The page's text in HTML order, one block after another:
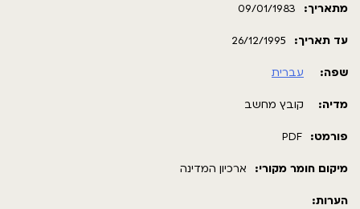
מתאריך: 09/01/1983
עד תאריך: 26/12/1995
שפה: עברית
מדיה: קובץ מחשב
פורמט: PDF
מיקום חומר מקורי: ארכיון המדינה
הערות: